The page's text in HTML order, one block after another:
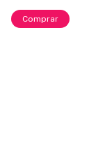
nuevos colores-
Comprar